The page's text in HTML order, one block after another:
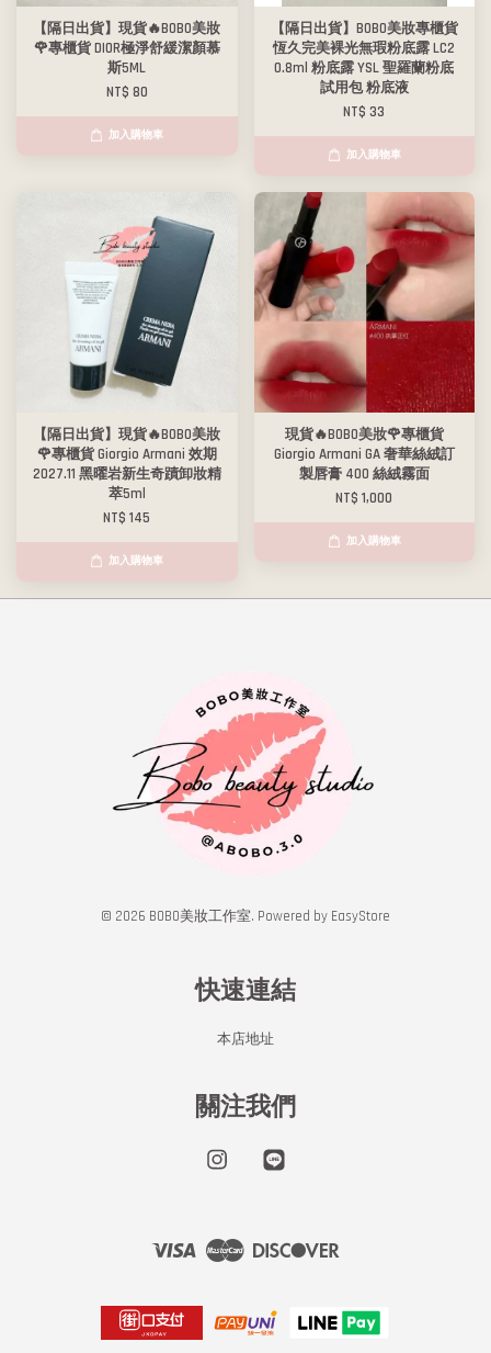
【隔日出貨】現貨🔥BOBO美妝
🌹專櫃貨 DIOR極淨舒緩潔顏慕
斯5ML
NT$ 80
加入購物車
【隔日出貨】BOBO美妝專櫃貨
恆久完美裸光無瑕粉底露 LC2
0.8ml 粉底露 YSL 聖羅蘭粉底
試用包 粉底液
NT$ 33
加入購物車
【隔日出貨】現貨🔥BOBO美妝
🌹專櫃貨 Giorgio Armani 效期
2027.11 黑曜岩新生奇蹟卸妝精
萃5ml
NT$ 145
加入購物車
現貨🔥BOBO美妝🌹專櫃貨
Giorgio Armani GA 奢華絲絨訂
製唇膏 400 絲絨霧面
NT$ 1,000
加入購物車
© 2026 BOBO美妝工作室. Powered by EasyStore
快速連結
本店地址
關注我們
Instagram
Visa Master